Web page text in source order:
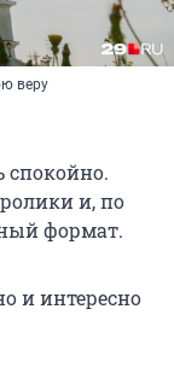
веру
спокойно.
и, по
формат.
и интересно